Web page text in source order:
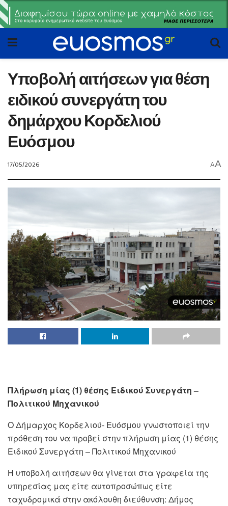
Υποβολή αιτήσεων για θέση
ειδικού συνεργάτη του
δημάρχου Κορδελιού
Ευόσμου
17/05/2026 AA
Πλήρωση μίας (1) θέσης Ειδικού Συνεργάτη –
Πολιτικού Μηχανικού
Ο Δήμαρχος Κορδελιού- Ευόσμου γνωστοποιεί την
πρόθεση του να προβεί στην πλήρωση μίας (1) θέσης
Ειδικού Συνεργάτη – Πολιτικού Μηχανικού
Η υποβολή αιτήσεων θα γίνεται στα γραφεία της
υπηρεσίας μας είτε αυτοπροσώπως είτε
ταχυδρομικά στην ακόλουθη διεύθυνση: Δήμος